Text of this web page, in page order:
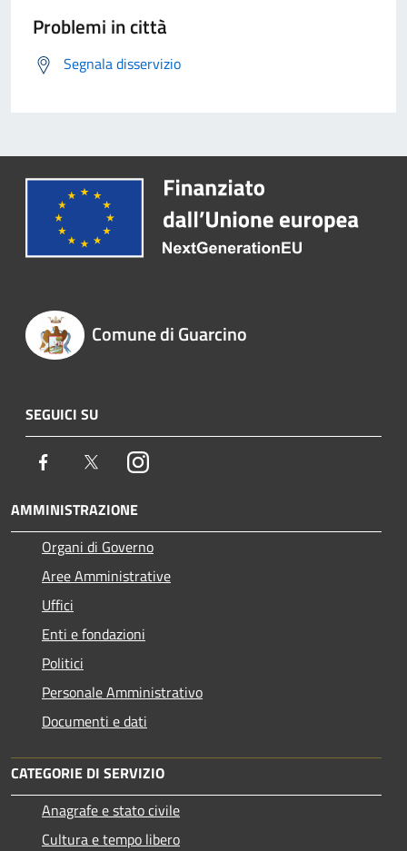
Problemi in città
Segnala disservizio
Comune di Guarcino
SEGUICI SU
Facebook TwitterInstagram
AMMINISTRAZIONE
Organi di Governo
Aree Amministrative
Uffici
Enti e fondazioni
Politici
Personale Amministrativo
Documenti e dati
CATEGORIE DI SERVIZIO
Anagrafe e stato civile
Cultura e tempo libero